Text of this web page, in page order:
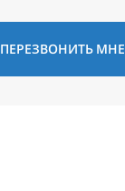
ПЕРЕЗВОНИТЬ МНЕ